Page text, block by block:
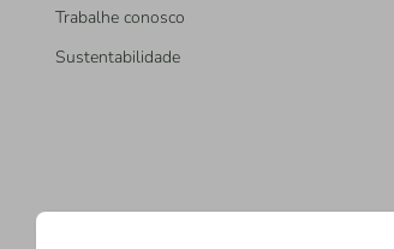
Trabalhe conosco
Sustentabilidade